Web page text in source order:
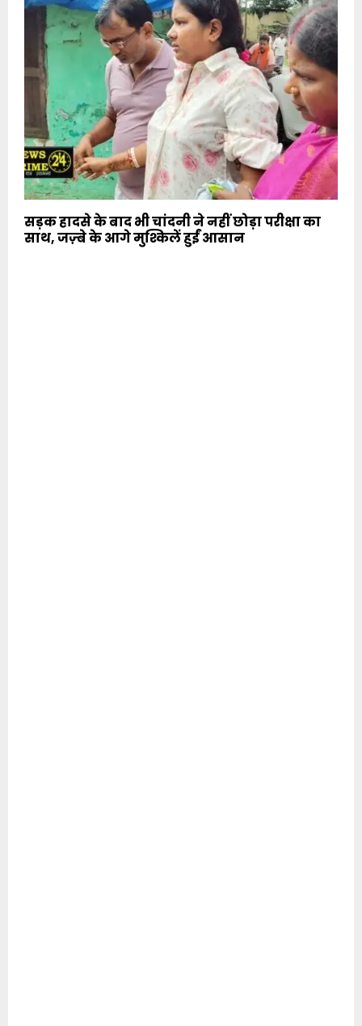
सड़क हादसे के बाद भी चांदनी ने नहीं छोड़ा परीक्षा का
साथ, जज़्बे के आगे मुश्किलें हुईं आसान